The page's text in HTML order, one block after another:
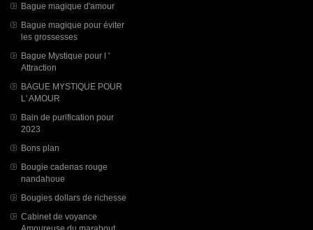
Bague magique d'amour
Bague magique pour éviter
les grossesses
Bague Mystique pour l '
Attraction
BAGUE MYSTIQUE POUR
L' AMOUR
Bain de purification pour
2023
Bons plan
Bougie cadenas rouge
nandahoue
Bougies dollars de richesse
Cabinet de voyance
Amoureuse du marabout